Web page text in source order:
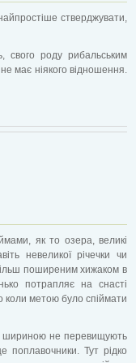
стверджувати,
свого роду рибальським
має ніякого відношення.
як то озера, великі
невеликої річечки чи
поширеним хижаком в
потрапляє на снасті
коли метою було спіймати
шириною не перевищують
поплавочники. Тут рідко